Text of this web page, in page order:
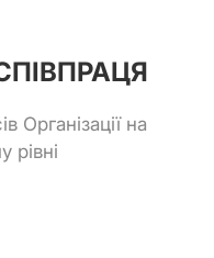
Організації на
рівні